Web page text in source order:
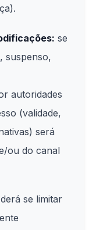
se
suspenso,
autoridades
(validade,
será
ou do canal
se limitar